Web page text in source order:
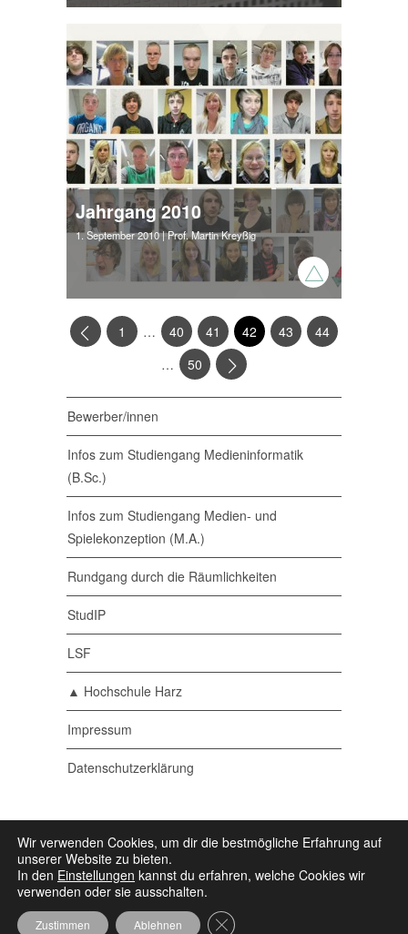
Jahrgang 2010
1. September 2010| Prof. Martin Kreyßig
1 … 40 41 42 43
44
…
50
Bewerber/innen
Infos zum Studiengang Medieninformatik
(B.Sc.)
Infos zum Studiengang Medien- und
Spielekonzeption (M.A.)
Rundgang durch die Räumlichkeiten
StudIP
LSF
▲ Hochschule Harz
Impressum
Datenschutzerklärung
© 2026 Medieninformatik •Ein Studiengang der
▲ Hochschule Harz • Powered byWordpress•
Some icons byIcons8
Wir verwenden Cookies, um dir die bestmögliche Erfahrung auf
unserer Website zu bieten.
In den Einstellungen kannst du erfahren, welche Cookies wir
verwenden oder sie ausschalten.
Zustimmen Ablehnen GDPR Cookie-Banner schließen